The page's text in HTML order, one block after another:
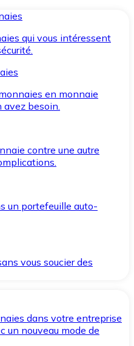
qui vous intéressent
en monnaie
avez besoin.
contre une autre
un portefeuille auto-
vous soucier des
dans votre entreprise
un nouveau mode de